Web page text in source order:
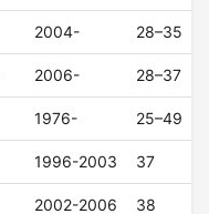
2004- 28–35
2006- 28–37
1976- 25–49
1996-2003 37
2002-2006 38